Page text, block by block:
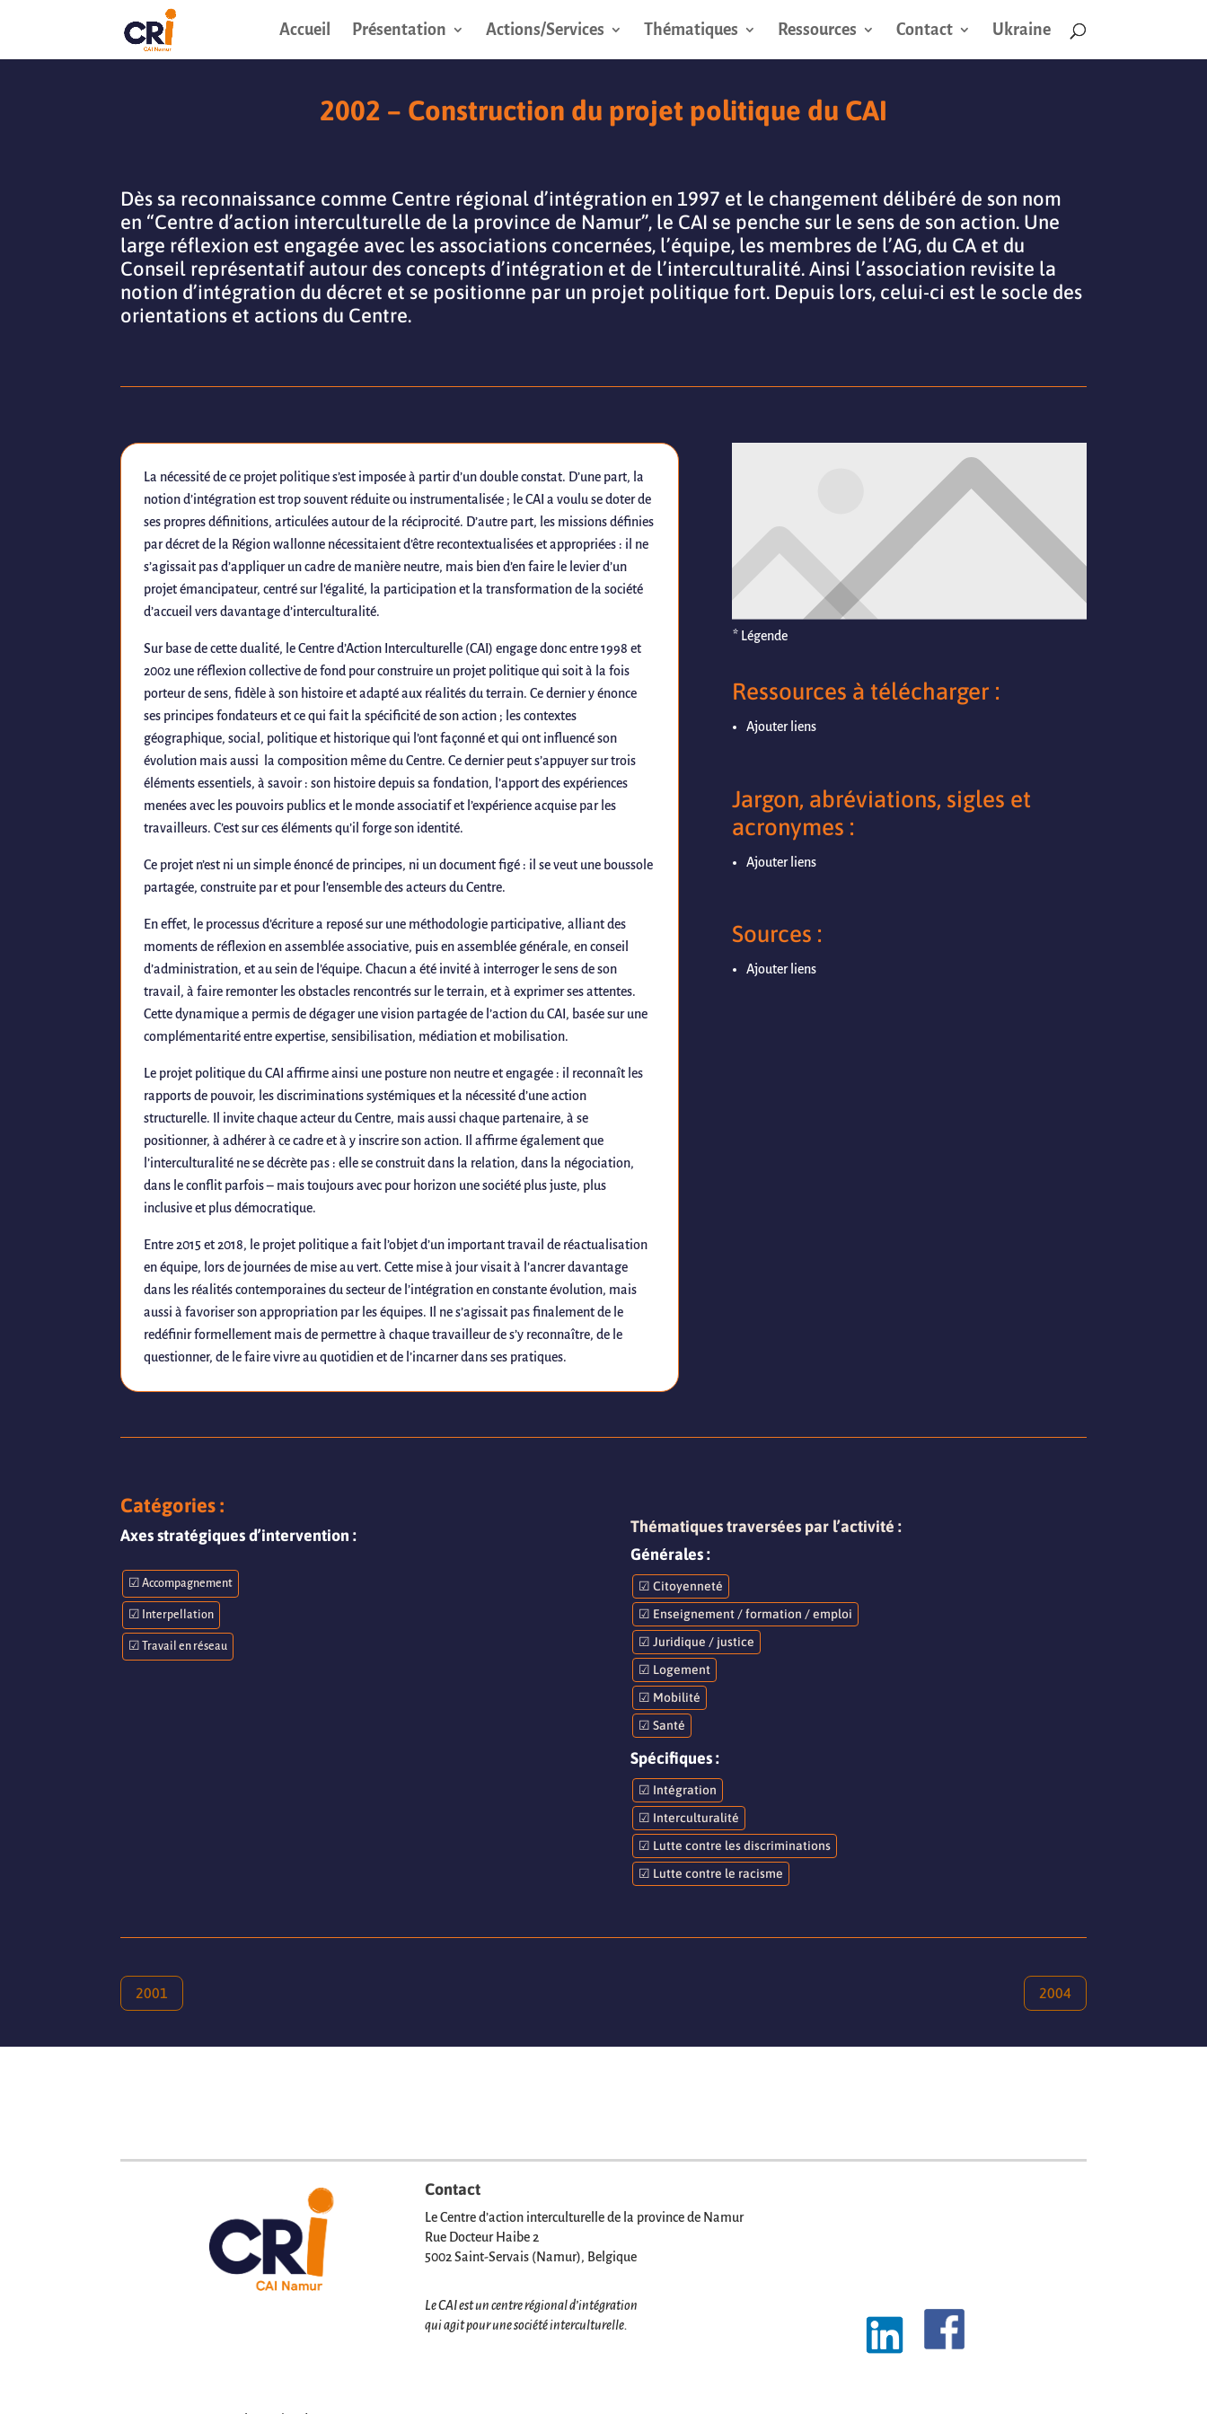
Accueil Présentation Actions/Services Thématiques Ressources Contact Ukraine
2002 – Construction du projet politique du CAI
Dès sa reconnaissance comme Centre régional d’intégration en 1997 et le changement délibéré de son nom
en “Centre d’action interculturelle de la province de Namur”, le CAI se penche sur le sens de son action. Une
large réflexion est engagée avec les associations concernées, l’équipe, les membres de l’AG, du CA et du
Conseil représentatif autour des concepts d’intégration et de l’interculturalité. Ainsi l’association revisite la
notion d’intégration du décret et se positionne par un projet politique fort. Depuis lors, celui-ci est le socle des
orientations et actions du Centre.
La nécessité de ce projet politique s’est imposée à partir d’un double constat. D’une part, la
notion d’intégration est trop souvent réduite ou instrumentalisée ; le CAI a voulu se doter de
ses propres définitions, articulées autour de la réciprocité. D’autre part, les missions définies
par décret de la Région wallonne nécessitaient d’être recontextualisées et appropriées : il ne
s’agissait pas d’appliquer un cadre de manière neutre, mais bien d’en faire le levier d’un
projet émancipateur, centré sur l’égalité, la participation et la transformation de la société
d’accueil vers davantage d’interculturalité.
Sur base de cette dualité, le Centre d’Action Interculturelle (CAI) engage donc entre 1998 et
2002 une réflexion collective de fond pour construire un projet politique qui soit à la fois
porteur de sens, fidèle à son histoire et adapté aux réalités du terrain. Ce dernier y énonce
ses principes fondateurs et ce qui fait la spécificité de son action ; les contextes
géographique, social, politique et historique qui l’ont façonné et qui ont influencé son
évolution mais aussi la composition même du Centre. Ce dernier peut s’appuyer sur trois
éléments essentiels, à savoir : son histoire depuis sa fondation, l’apport des expériences
menées avec les pouvoirs publics et le monde associatif et l’expérience acquise par les
travailleurs. C’est sur ces éléments qu’il forge son identité.
Ce projet n’est ni un simple énoncé de principes, ni un document figé : il se veut une boussole
partagée, construite par et pour l’ensemble des acteurs du Centre.
En effet, le processus d’écriture a reposé sur une méthodologie participative, alliant des
moments de réflexion en assemblée associative, puis en assemblée générale, en conseil
d’administration, et au sein de l’équipe. Chacun a été invité à interroger le sens de son
travail, à faire remonter les obstacles rencontrés sur le terrain, et à exprimer ses attentes.
Cette dynamique a permis de dégager une vision partagée de l’action du CAI, basée sur une
complémentarité entre expertise, sensibilisation, médiation et mobilisation.
Le projet politique du CAI affirme ainsi une posture non neutre et engagée : il reconnaît les
rapports de pouvoir, les discriminations systémiques et la nécessité d’une action
structurelle. Il invite chaque acteur du Centre, mais aussi chaque partenaire, à se
positionner, à adhérer à ce cadre et à y inscrire son action. Il affirme également que
l’interculturalité ne se décrète pas : elle se construit dans la relation, dans la négociation,
dans le conflit parfois – mais toujours avec pour horizon une société plus juste, plus
inclusive et plus démocratique.
Entre 2015 et 2018, le projet politique a fait l’objet d’un important travail de réactualisation
en équipe, lors de journées de mise au vert. Cette mise à jour visait à l’ancrer davantage
dans les réalités contemporaines du secteur de l’intégration en constante évolution, mais
aussi à favoriser son appropriation par les équipes. Il ne s’agissait pas finalement de le
redéfinir formellement mais de permettre à chaque travailleur de s’y reconnaître, de le
questionner, de le faire vivre au quotidien et de l’incarner dans ses pratiques.
* Légende
Ressources à télécharger :
Ajouter liens
Jargon, abréviations, sigles et
acronymes :
Ajouter liens
Sources :
Ajouter liens
Catégories :
Axes stratégiques d’intervention :
☑ Accompagnement
☑ Interpellation
☑ Travail en réseau
Thématiques traversées par l’activité :
Générales :
☑ Citoyenneté
☑ Enseignement / formation / emploi
☑ Juridique / justice
☑ Logement
☑ Mobilité
☑ Santé
Spécifiques :
☑ Intégration
☑ Interculturalité
☑ Lutte contre les discriminations
☑ Lutte contre le racisme
2001 2004
Contact
Le Centre d’action interculturelle de la province de Namur
Rue Docteur Haibe 2
5002 Saint-Servais (Namur), Belgique
Le CAI est un centre régional d’intégration
qui agit pour une société interculturelle.